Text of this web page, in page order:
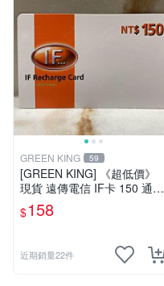
GREEN KING 59
[GREEN KING] 《超低價》
現貨 遠傳電信 IF卡 150 通話
費儲值卡 預付卡 電話卡 面額
150
$158
近期銷量22件